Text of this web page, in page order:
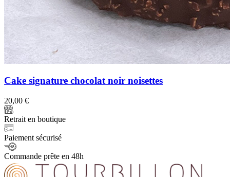
Cake signature chocolat noir noisettes
20,00 €
Retrait en boutique
Paiement sécurisé
Commande prête en 48h